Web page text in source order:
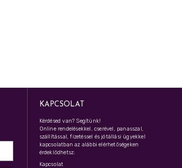
KAPCSOLAT
Kérdésed van? Segítünk!
Online rendelésekkel, cserével, panasszal,
szállítással, fizetéssel és jótállási ügyekkel
kapcsolatban az alábbi elérhetőségeken
érdeklődhetsz:
Kapcsolat